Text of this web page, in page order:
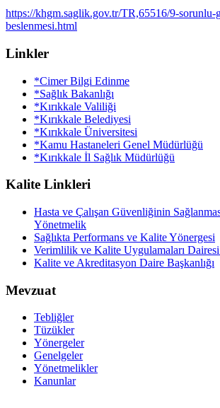
https://khgm.saglik.gov.tr/TR,65516/9-sorunlu-
beslenmesi.html
Linkler
*Cimer Bilgi Edinme
*Sağlık Bakanlığı
*Kırıkkale Valiliği
*Kırıkkale Belediyesi
*Kırıkkale Üniversitesi
*Kamu Hastaneleri Genel Müdürlüğü
*Kırıkkale İl Sağlık Müdürlüğü
Kalite Linkleri
Hasta ve Çalışan Güvenliğinin
Yönetmelik
Sağlıkta Performans ve Kalite Yönergesi
Verimlilik ve Kalite Uygulamaları Dairesi
Kalite ve Akreditasyon Daire Başkanlığı
Mevzuat
Tebliğler
Tüzükler
Yönergeler
Genelgeler
Yönetmelikler
Kanunlar